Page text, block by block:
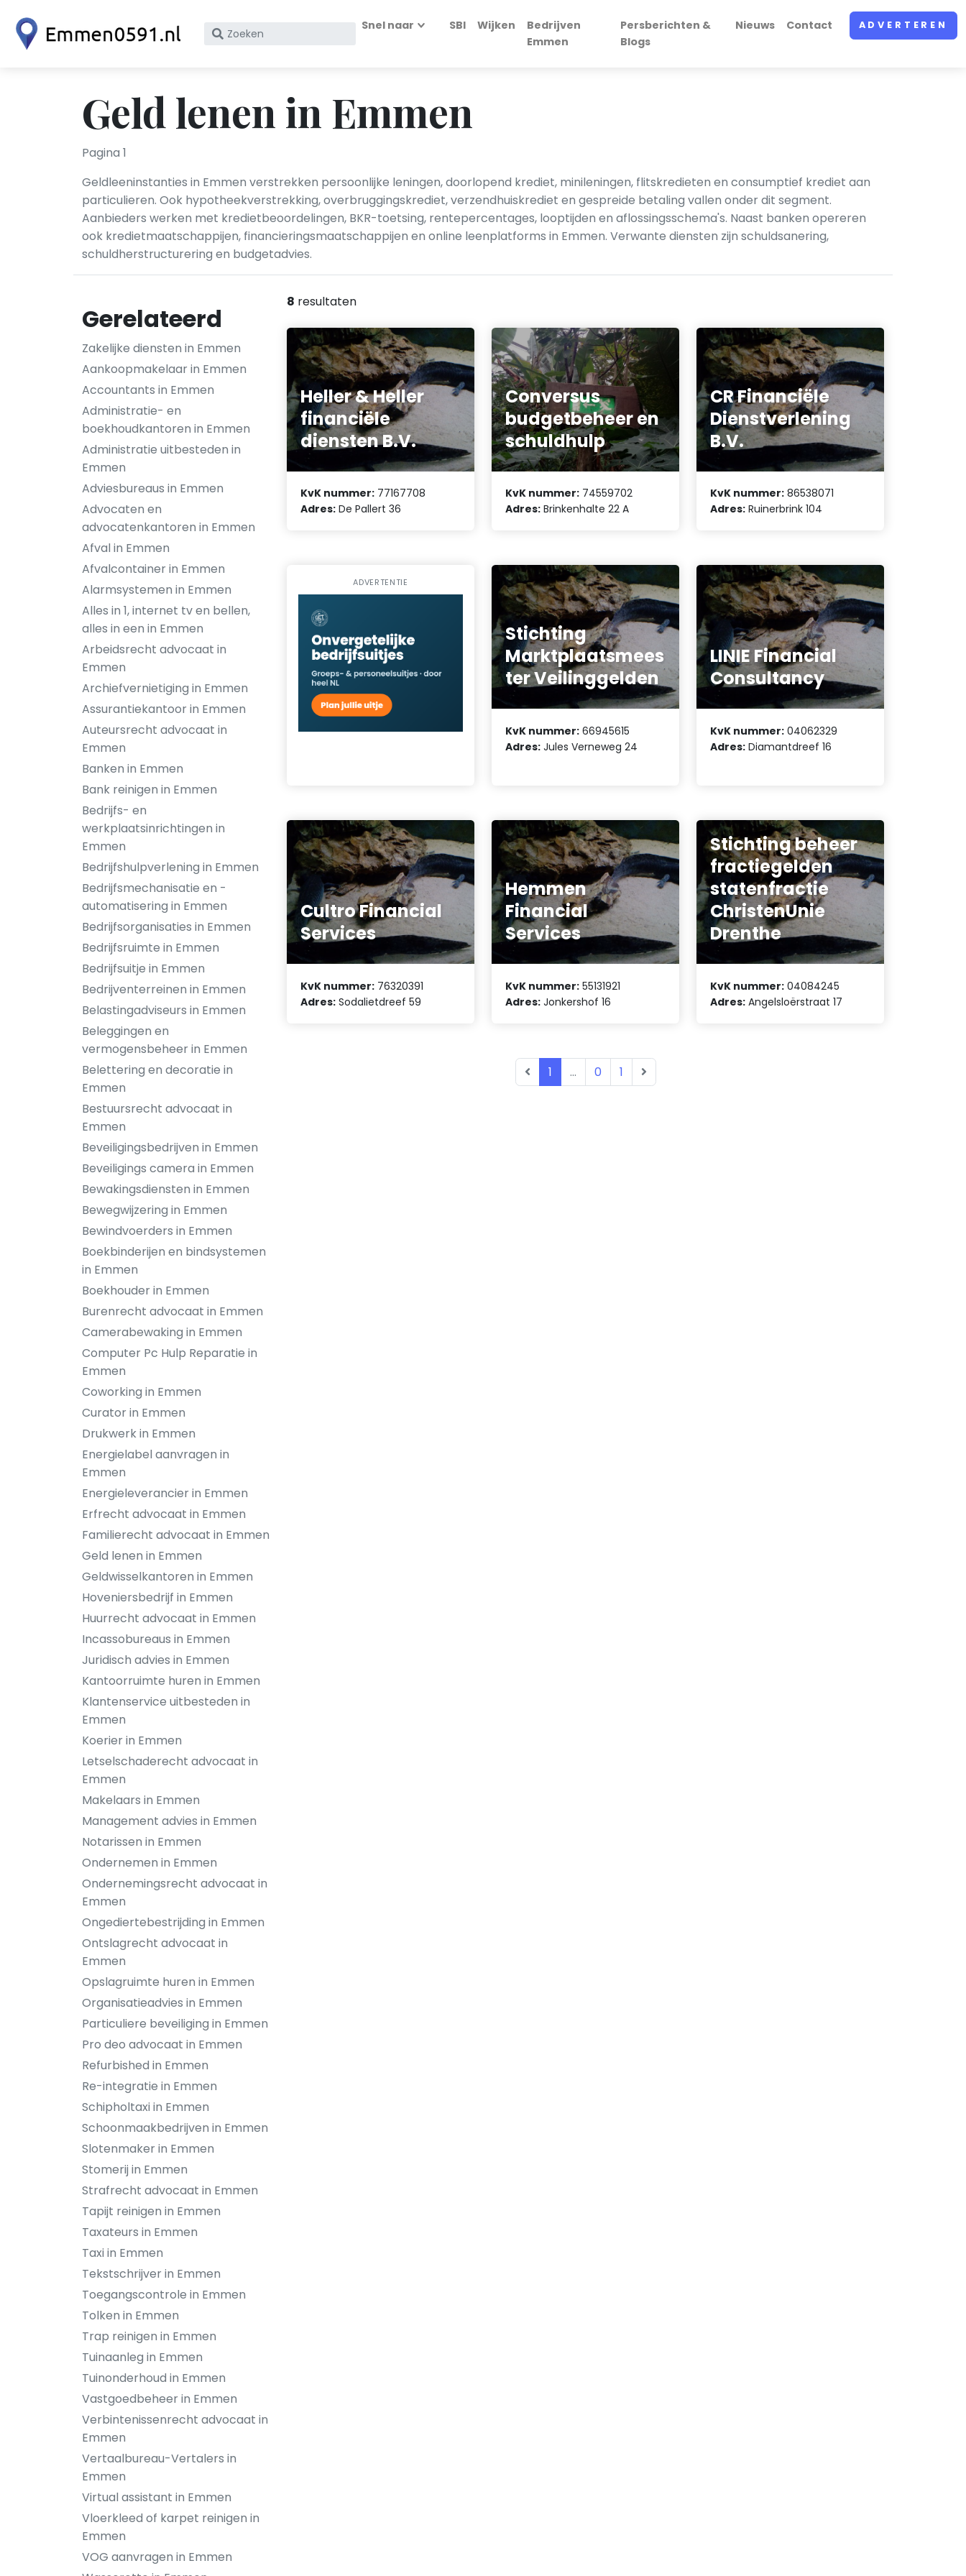
Zoek
KvK
nummer
Snel naar SBI Wijken
Bedrijven
Emmen
Persberichten &
Blogs
Nieuws Contact ADVERTEREN
Geld lenen in Emmen
Pagina 1
Geldleeninstanties in Emmen verstrekken persoonlijke leningen, doorlopend krediet, minileningen, flitskredieten en consumptief krediet aan
particulieren. Ook hypotheekverstrekking, overbruggingskrediet, verzendhuiskrediet en gespreide betaling vallen onder dit segment.
Aanbieders werken met kredietbeoordelingen, BKR-toetsing, rentepercentages, looptijden en aflossingsschema's. Naast banken opereren
ook kredietmaatschappijen, financieringsmaatschappijen en online leenplatforms in Emmen. Verwante diensten zijn schuldsanering,
schuldherstructurering en budgetadvies.
Gerelateerd
Zakelijke diensten in Emmen
Aankoopmakelaar in Emmen
Accountants in Emmen
Administratie- en
boekhoudkantoren in Emmen
Administratie uitbesteden in
Emmen
Adviesbureaus in Emmen
Advocaten en
advocatenkantoren in Emmen
Afval in Emmen
Afvalcontainer in Emmen
Alarmsystemen in Emmen
Alles in 1, internet tv en bellen,
alles in een in Emmen
Arbeidsrecht advocaat in
Emmen
Archiefvernietiging in Emmen
Assurantiekantoor in Emmen
Auteursrecht advocaat in
Emmen
Banken in Emmen
Bank reinigen in Emmen
Bedrijfs- en
werkplaatsinrichtingen in
Emmen
Bedrijfshulpverlening in Emmen
Bedrijfsmechanisatie en -
automatisering in Emmen
Bedrijfsorganisaties in Emmen
Bedrijfsruimte in Emmen
Bedrijfsuitje in Emmen
Bedrijventerreinen in Emmen
Belastingadviseurs in Emmen
Beleggingen en
vermogensbeheer in Emmen
Belettering en decoratie in
Emmen
Bestuursrecht advocaat in
Emmen
Beveiligingsbedrijven in Emmen
Beveiligings camera in Emmen
Bewakingsdiensten in Emmen
Bewegwijzering in Emmen
Bewindvoerders in Emmen
Boekbinderijen en bindsystemen
in Emmen
Boekhouder in Emmen
Burenrecht advocaat in Emmen
Camerabewaking in Emmen
Computer Pc Hulp Reparatie in
Emmen
Coworking in Emmen
Curator in Emmen
Drukwerk in Emmen
Energielabel aanvragen in
Emmen
Energieleverancier in Emmen
Erfrecht advocaat in Emmen
Familierecht advocaat in Emmen
Geld lenen in Emmen
Geldwisselkantoren in Emmen
Hoveniersbedrijf in Emmen
Huurrecht advocaat in Emmen
Incassobureaus in Emmen
Juridisch advies in Emmen
Kantoorruimte huren in Emmen
Klantenservice uitbesteden in
Emmen
Koerier in Emmen
Letselschaderecht advocaat in
Emmen
Makelaars in Emmen
Management advies in Emmen
Notarissen in Emmen
Ondernemen in Emmen
Ondernemingsrecht advocaat in
Emmen
Ongediertebestrijding in Emmen
Ontslagrecht advocaat in
Emmen
Opslagruimte huren in Emmen
Organisatieadvies in Emmen
Particuliere beveiliging in Emmen
Pro deo advocaat in Emmen
Refurbished in Emmen
Re-integratie in Emmen
Schipholtaxi in Emmen
Schoonmaakbedrijven in Emmen
Slotenmaker in Emmen
Stomerij in Emmen
Strafrecht advocaat in Emmen
Tapijt reinigen in Emmen
Taxateurs in Emmen
Taxi in Emmen
Tekstschrijver in Emmen
Toegangscontrole in Emmen
Tolken in Emmen
Trap reinigen in Emmen
Tuinaanleg in Emmen
Tuinonderhoud in Emmen
Vastgoedbeheer in Emmen
Verbintenissenrecht advocaat in
Emmen
Vertaalbureau-Vertalers in
Emmen
Virtual assistant in Emmen
Vloerkleed of karpet reinigen in
Emmen
VOG aanvragen in Emmen
8 resultaten
Heller & Heller
financiële
diensten B.V.
KvK nummer: 77167708
Adres: De Pallert 36
Conversus
budgetbeheer en
schuldhulp
KvK nummer: 74559702
Adres: Brinkenhalte 22 A
CR Financiële
Dienstverlening
B.V.
KvK nummer: 86538071
Adres: Ruinerbrink 104
ADVERTENTIE
Stichting
Marktplaatsmees
ter Veilinggelden
KvK nummer: 66945615
Adres: Jules Verneweg 24
LINIE Financial
Consultancy
KvK nummer: 04062329
Adres: Diamantdreef 16
Cultro Financial
Services
KvK nummer: 76320391
Adres: Sodalietdreef 59
Hemmen
Financial
Services
KvK nummer: 55131921
Adres: Jonkershof 16
Stichting beheer
fractiegelden
statenfractie
ChristenUnie
Drenthe
KvK nummer: 04084245
Adres: Angelsloërstraat 17
1 ... 0 1